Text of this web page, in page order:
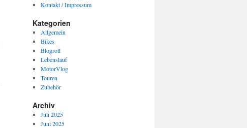
Kontakt / Impressum
Kategorien
Allgemein
Bikes
Blogroll
Lebenslauf
MotorVlog
Touren
Zubehör
Archiv
Juli 2025
Juni 2025